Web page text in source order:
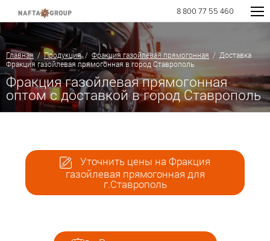
8 800 77 55 460
Главная /Продукция/ Фракция газойлевая прямогонная / Доставка
Фракция газойлевая прямогонная в город Ставрополь
Фракция газойлевая прямогонная
оптом с доставкой в город Ставрополь
Уточнить цены на Фракция
газойлевая прямогонная для
г.Ставрополь